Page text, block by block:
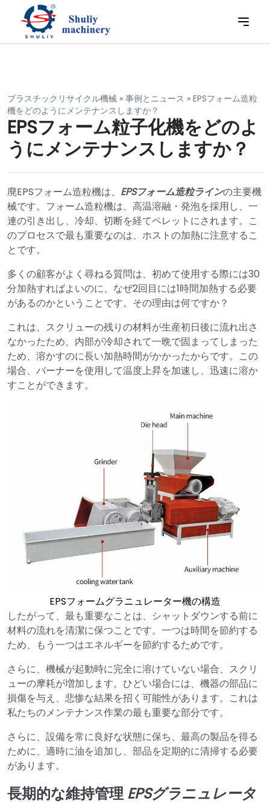
プラスチックリサイクル機械 » 事例とニュース » EPSフォーム造粒
機をどのようにメンテナンスしますか？
EPSフォーム粒子化機をどのよ
うにメンテナンスしますか？
廃EPSフォーム造粒機は、 EPSフォーム造粒ラインの主要機
械です。フォーム造粒機は、高温溶融・発泡を採用し、一
連の引き出し、冷却、切断を経てペレットにされます。こ
のプロセスで最も重要なのは、ホストの加熱に注意するこ
とです。
多くの顧客がよく尋ねる質問は、初めて使用する際には30
分加熱すればよいのに、なぜ2回目には1時間加熱する必要
があるのかということです。その理由は何ですか？
これは、スクリューの残りの材料が生産初日後に流れ出さ
なかったため、内部が冷却されて一晩で固まってしまった
ため、溶かすのに長い加熱時間がかかったからです。この
場合、バーナーを使用して温度上昇を加速し、迅速に溶か
すことができます。
EPSフォームグラニュレーター機の構造
したがって、最も重要なことは、シャットダウンする前に
材料の流れを清潔に保つことです。一つは時間を節約する
ため、もう一つはエネルギーを節約するためです。
さらに、機械が起動時に完全に溶けていない場合、スクリ
ューの摩耗が増加します。ひどい場合には、機器の部品に
損傷を与え、悲惨な結果を招く可能性があります。これは
私たちのメンテナンス作業の最も重要な部分です。
さらに、設備を常に良好な状態に保ち、最高の製品を得る
ために、適時に油を追加し、部品を定期的に清掃する必要
があります。
長期的な維持管理EPSグラニュレータ